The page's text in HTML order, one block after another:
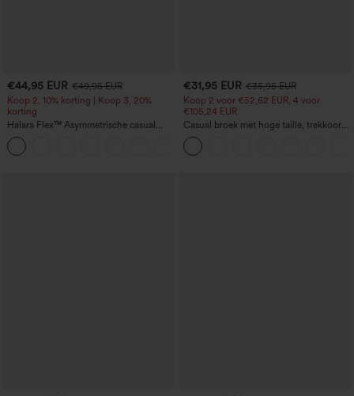
€44,95 EUR €49,95 EUR
Koop 2, 10% korting | Koop 3, 20%
korting
Halara Flex™ Asymmetrische casual
jeans met lage taille, ritszakken,
losvallende brede pijpen, gewassen
€31,95 EUR €35,95 EUR
Koop 2 voor €52,62 EUR, 4 voor
€105,24 EUR
Casual broek met hoge taille, trekkoord
en zakken, wijde losvallende pijpen,
linnen-look